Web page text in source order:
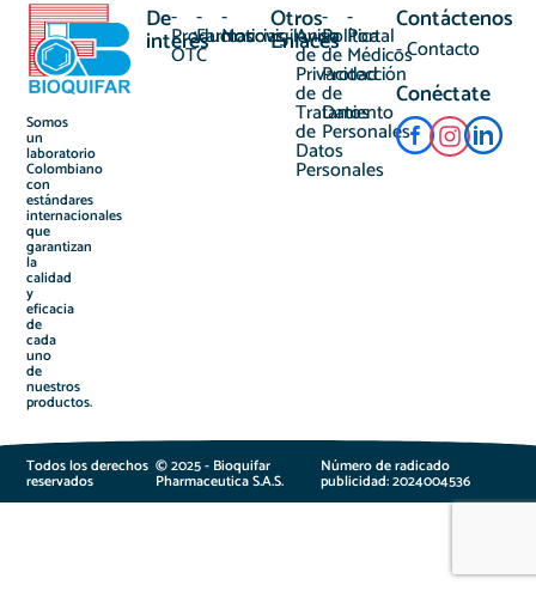
Somos
un
laboratorio
Colombiano
con
estándares
internacionales
que
garantizan
la
calidad
y
eficacia
de
cada
uno
de
nuestros
productos.
De
interés
-
Productos
OTC
-
Farmacovigilancia
-
NoticiasOtros
Enlaces
-
Aviso
de
Privacidad
de
Tratamiento
de
Datos
Personales
-
Política
de
Protección
de
Datos
Personales
-
Portal
Médicos
Contáctenos
- Contacto
Conéctate
Todos los derechos
reservados
© 2025 - Bioquifar
Pharmaceutica S.A.S.
Número de radicado
publicidad: 2024004536